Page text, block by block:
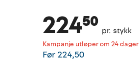
Kampanje utløper om 24 dager
224⁵⁰ pr. stykk
Før 224,50